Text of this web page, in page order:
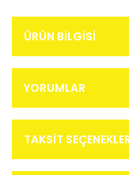
ÜRÜN BILGISI
YORUMLAR
TAKSIT